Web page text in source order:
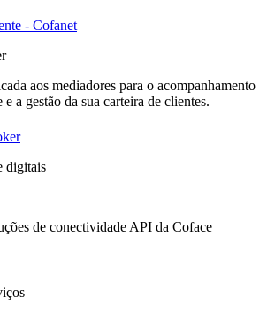
- Cofanet
aos mediadores para o acompanhamento
e a gestão da sua carteira de clientes.
digitais
de conectividade API da Coface